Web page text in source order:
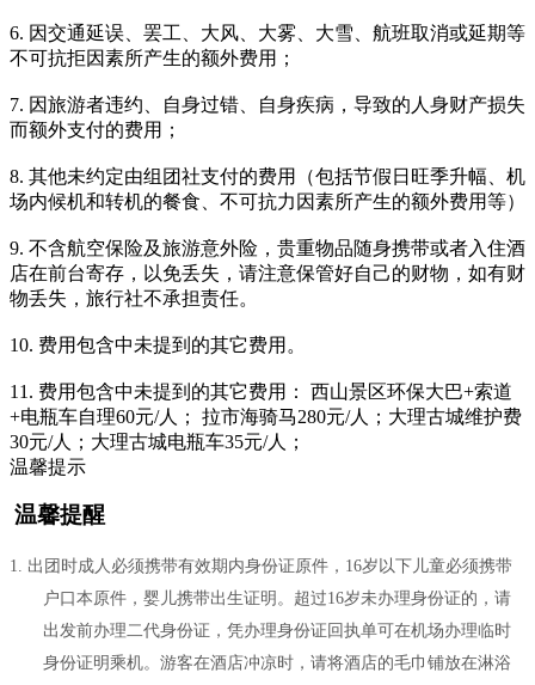
6. 因交通延误、罢工、大风、大雾、大雪、航班取消或延期等
不可抗拒因素所产生的额外费用；
7. 因旅游者违约、自身过错、自身疾病，导致的人身财产损失
而额外支付的费用；
8. 其他未约定由组团社支付的费用（包括节假日旺季升幅、机
场内候机和转机的餐食、不可抗力因素所产生的额外费用等）
9. 不含航空保险及旅游意外险，贵重物品随身携带或者入住酒
店在前台寄存，以免丢失，请注意保管好自己的财物，如有财
物丢失，旅行社不承担责任。
10. 费用包含中未提到的其它费用。
11. 费用包含中未提到的其它费用： 西山景区环保大巴+索道
+电瓶车自理60元/人； 拉市海骑马280元/人；大理古城维护费
30元/人；大理古城电瓶车35元/人；
温馨提示
温馨提醒
1. 出团时成人必须携带有效期内身份证原件， 16岁以下儿童必须携带
户口本原件，婴儿携带出生证明。超过16岁未办理身份证的，请
出发前办理二代身份证，凭办理身份证回执单可在机场办理临时
身份证明乘机。游客在酒店冲凉时，请将酒店的毛巾铺放在淋浴